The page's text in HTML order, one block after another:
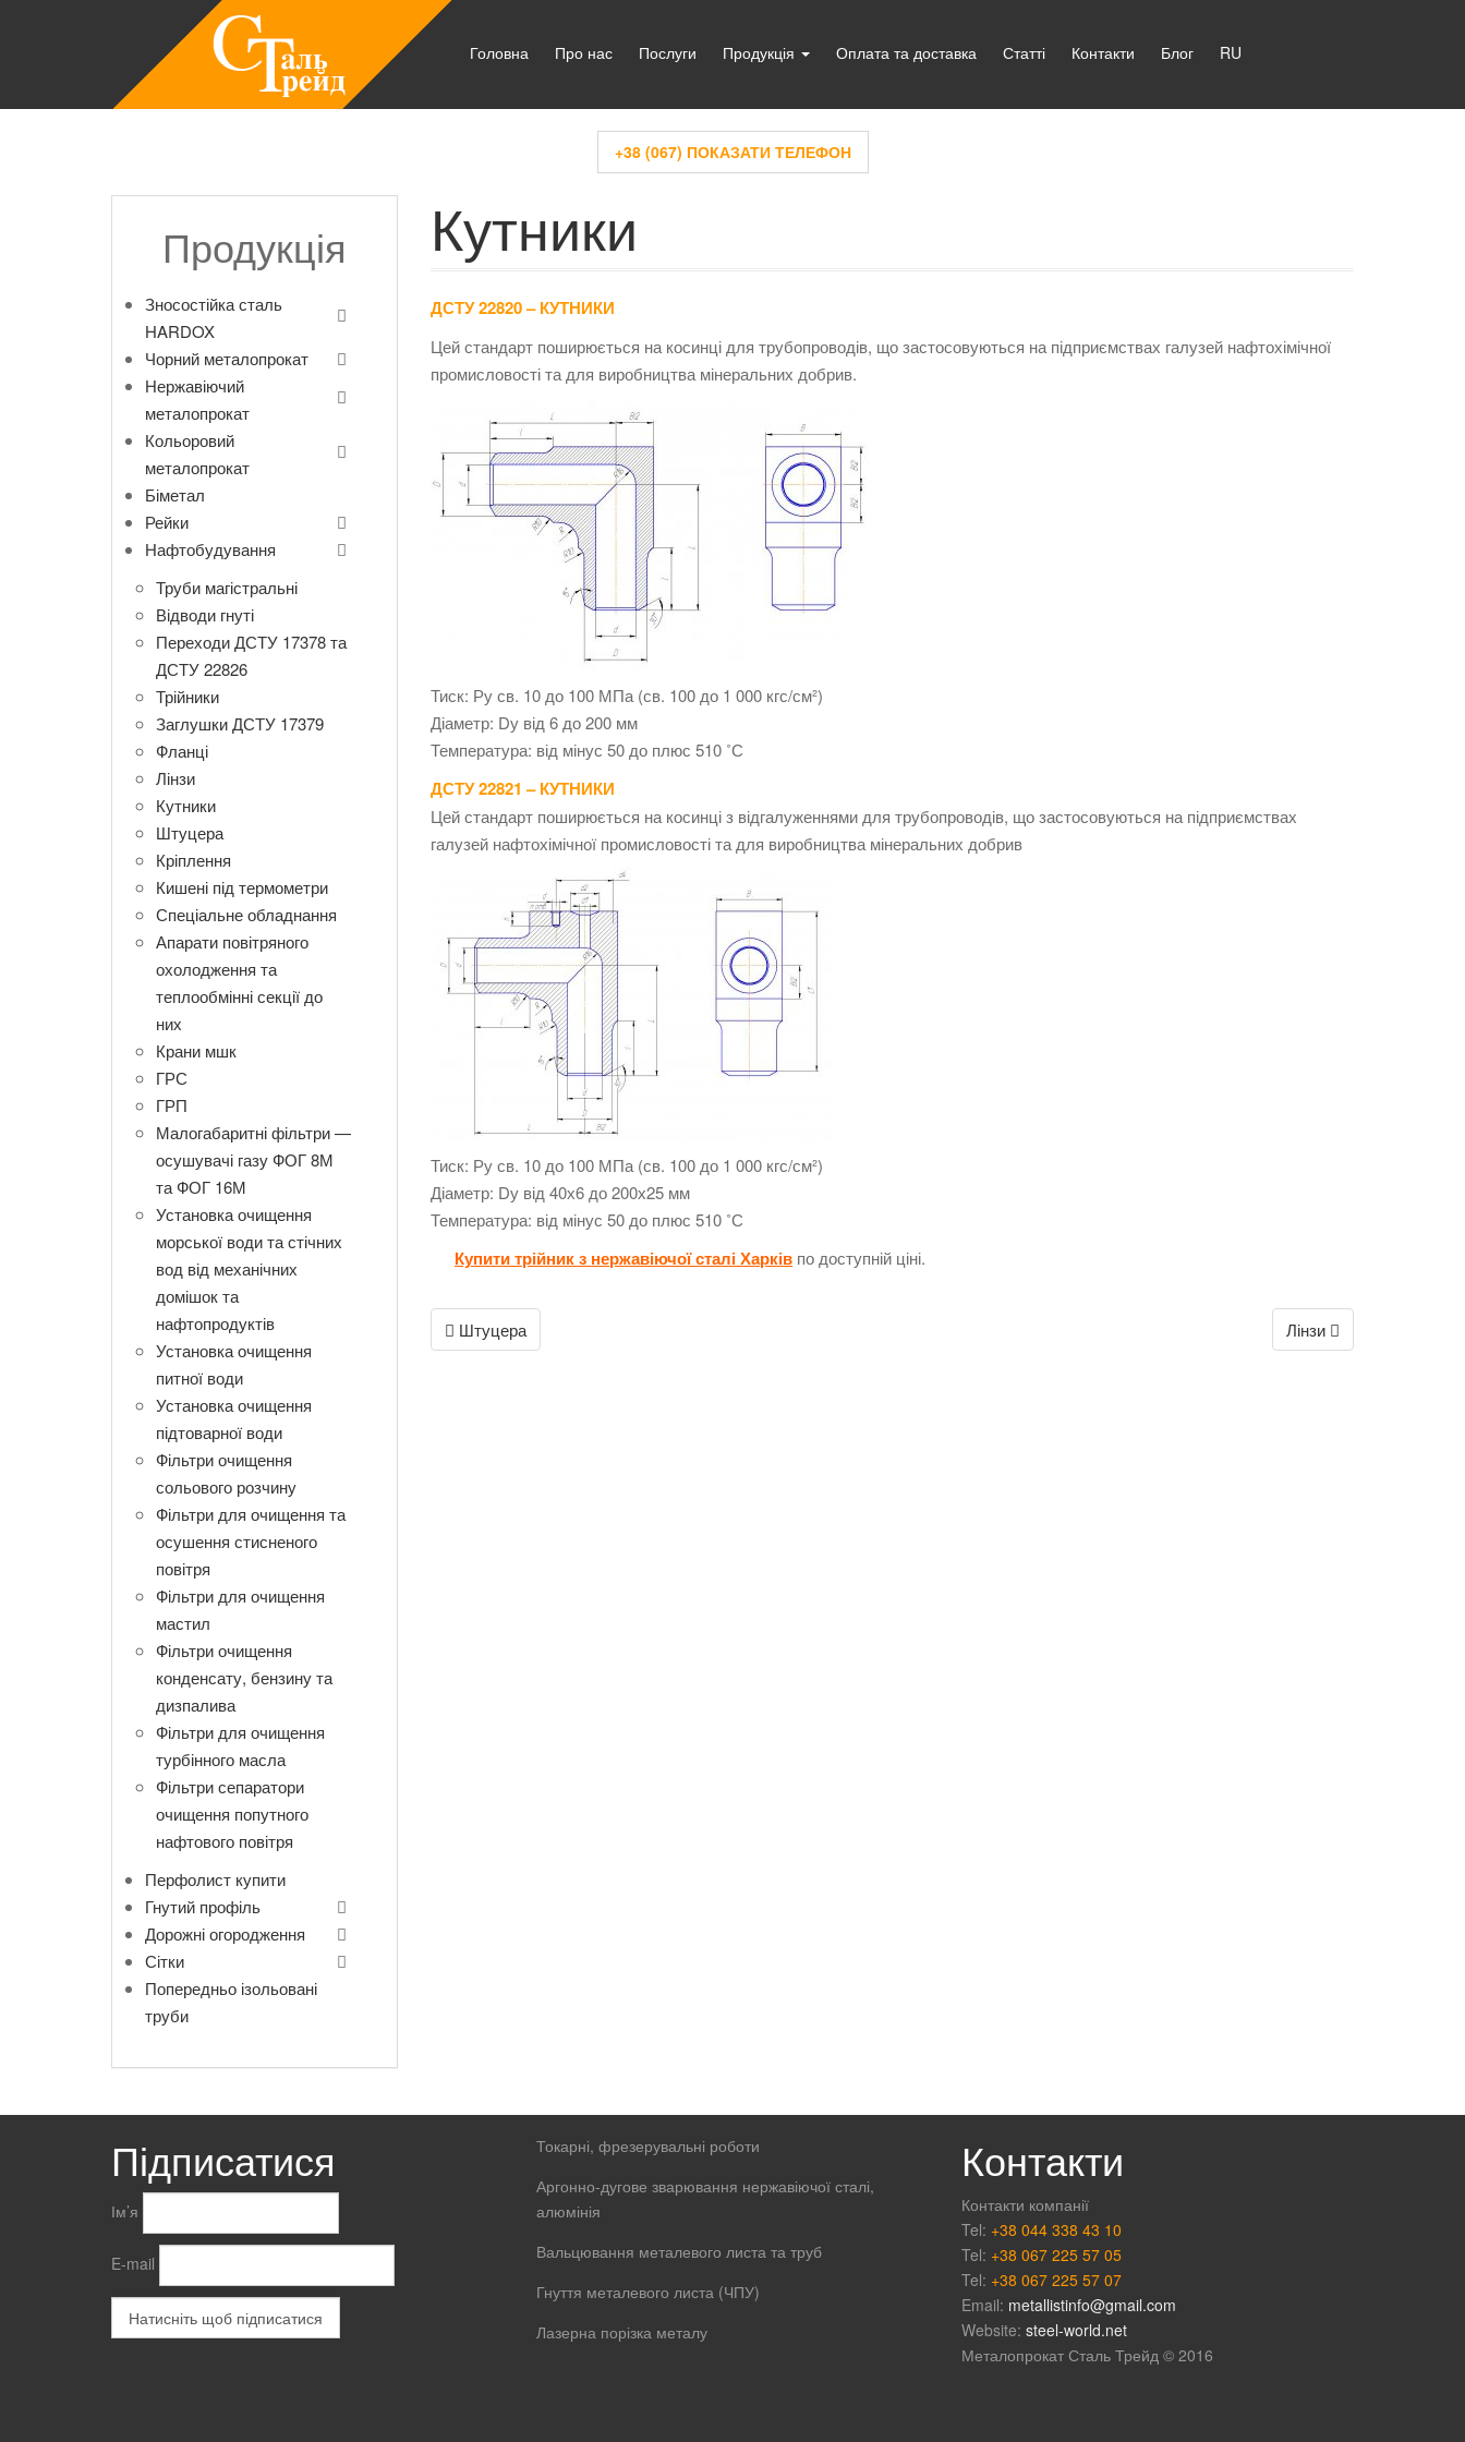
Головна Про нас Послуги Продукція Оплата та доставка Статті Контакти Блог RU
+38 (067) ПОКАЗАТИ ТЕЛЕФОН
Кутники
ДСТУ 22820 – КУТНИКИ
Цей стандарт поширюється на косинці для трубопроводів, що застосовуються на підприємствах галузей нафтохімічної
промисловості та для виробництва мінеральних добрив.
Тиск: Ру св. 10 до 100 МПа (св. 100 до 1 000 кгс/см²)
Діаметр: Dу від 6 до 200 мм
Температура: від мінус 50 до плюс 510 ˚С
ДСТУ 22821 – КУТНИКИ
Цей стандарт поширюється на косинці з відгалуженнями для трубопроводів, що застосовуються на підприємствах
галузей нафтохімічної промисловості та для виробництва мінеральних добрив
Тиск: Ру св. 10 до 100 МПа (св. 100 до 1 000 кгс/см²)
Діаметр: Dу від 40х6 до 200х25 мм
Температура: від мінус 50 до плюс 510 ˚С
Купити трійник з нержавіючої сталі Харків по доступній ціні.
Post
navigation
Штуцера Лінзи
Продукція
Зносостійка сталь
HARDOX
Чорний металопрокат
Нержавіючий
металопрокат
Кольоровий
металопрокат
Біметал
Рейки
Нафтобудування
Труби магістральні
Відводи гнуті
Переходи ДСТУ 17378 та
ДСТУ 22826
Трійники
Заглушки ДСТУ 17379
Фланці
Лінзи
Кутники
Штуцера
Кріплення
Кишені під термометри
Спеціальне обладнання
Апарати повітряного
охолодження та
теплообмінні секції до
них
Крани мшк
ГРС
ГРП
Малогабаритні фільтри —
осушувачі газу ФОГ 8М
та ФОГ 16М
Установка очищення
морської води та стічних
вод від механічних
домішок та
нафтопродуктів
Установка очищення
питної води
Установка очищення
підтоварної води
Фільтри очищення
сольового розчину
Фільтри для очищення та
осушення стисненого
повітря
Фільтри для очищення
мастил
Фільтри очищення
конденсату, бензину та
дизпалива
Фільтри для очищення
турбінного масла
Фільтри сепаратори
очищення попутного
нафтового повітря
Перфолист купити
Гнутий профіль
Дорожні огородження
Сітки
Попередньо ізольовані
труби
Підписатися
Ім’я
E-mail
Токарні, фрезерувальні роботи
Аргонно-дугове зварювання нержавіючої сталі,
алюмінія
Вальцювання металевого листа та труб
Гнуття металевого листа (ЧПУ)
Лазерна порізка металу
Контакти
Контакти компанії
Tel: +38 044 338 43 10
Tel: +38 067 225 57 05
Tel: +38 067 225 57 07
Email: metallistinfo@gmail.com
Website: steel-world.net
Металопрокат Сталь Трейд © 2016